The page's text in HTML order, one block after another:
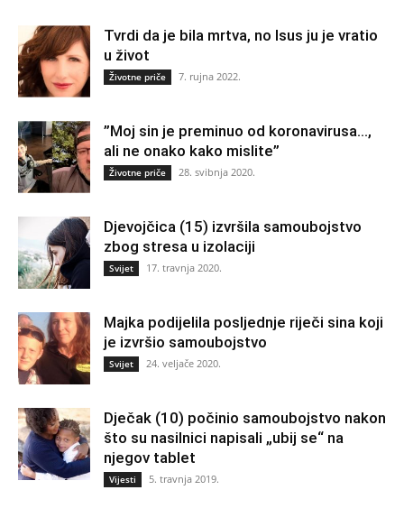
Tvrdi da je bila mrtva, no Isus ju je vratio
u život
Životne priče 7. rujna 2022.
”Moj sin je preminuo od koronavirusa…,
ali ne onako kako mislite”
Životne priče 28. svibnja 2020.
Djevojčica (15) izvršila samoubojstvo
zbog stresa u izolaciji
Svijet 17. travnja 2020.
Majka podijelila posljednje riječi sina koji
je izvršio samoubojstvo
Svijet 24. veljače 2020.
Dječak (10) počinio samoubojstvo nakon
što su nasilnici napisali „ubij se“ na
njegov tablet
Vijesti 5. travnja 2019.